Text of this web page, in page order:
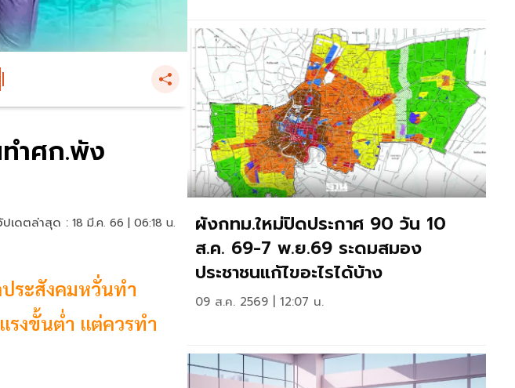
ำศก.พัง
ปเดตล่าสุด : 18 มี.ค. 66 | 06:18 น.
ระสังคมหวั่นทำ
รงขั้นต่ำ แต่ควรทำ
ผังกทม.ใหม่ปิดประกาศ 90 วัน 10
ส.ค. 69-7 พ.ย.69 ระดมสมอง
ประชาชนแก้ไขอะไรได้บ้าง
09 ส.ค. 2569 | 12:07 น.